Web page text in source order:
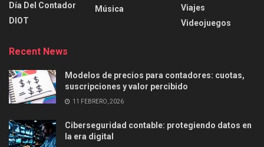
Día Del Contador
DIOT
Música
Viajes
Videojuegos
Recent News
Modelos de precios para contadores: cuotas,
suscripciones y valor percibido
11 FEBRERO, 2026
Ciberseguridad contable: protegiendo datos en
la era digital